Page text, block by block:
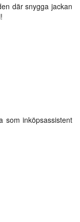
där snygga jackan
som inköpsassistent